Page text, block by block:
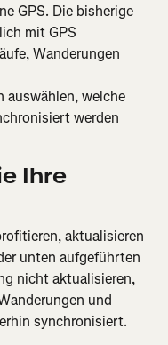
GPS. Die bisherige
mit GPS
Wanderungen
auswählen, welche
werden
Ihre
aktualisieren
unten aufgeführten
nicht aktualisieren,
und
synchronisiert.